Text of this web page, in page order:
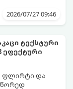
2026/07/27 09:46
ტექსტური
ეფექტური
ფლირტი და